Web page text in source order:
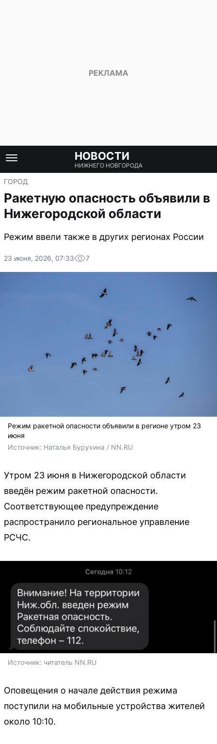
НОВОСТИ
НИЖНЕГО НОВГОРОДА
ГОРОД
Ракетную опасность объявили в
Нижегородской области
Режим ввели также в других регионах России
23 июня, 2026, 07:33 7
Режим ракетной опасности объявили в регионе утром 23
июня
Источник: Наталья Бурухина / NN.RU
Утром 23 июня в Нижегородской области
введён режим ракетной опасности.
Соответствующее предупреждение
распространило региональное управление
РСЧС.
Источник: читатель NN.RU
Оповещения о начале действия режима
поступили на мобильные устройства жителей
около 10:10.